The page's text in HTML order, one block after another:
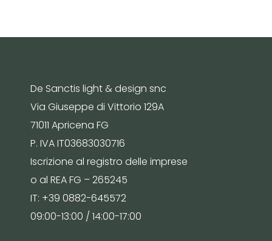
De Sanctis light & design snc
Via Giuseppe di Vittorio 129A
71011 Apricena FG
P. IVA IT03683030716
Iscrizione al registro delle imprese
o al REA FG – 265245
IT: +39 0882-645572
09:00-13:00 / 14:00-17:00